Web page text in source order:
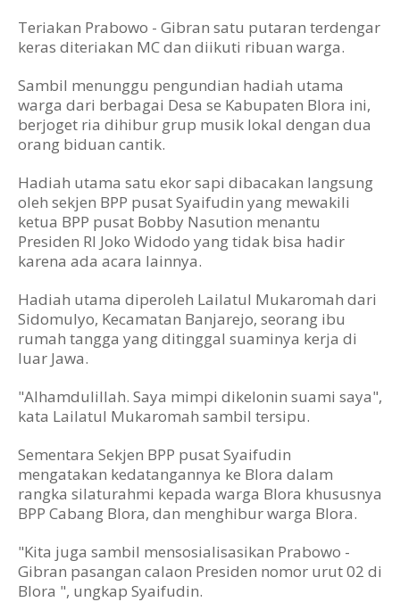
Teriakan Prabowo - Gibran satu putaran terdengar
keras diteriakan MC dan diikuti ribuan warga.
Sambil menunggu pengundian hadiah utama
warga dari berbagai Desa se Kabupaten Blora ini,
berjoget ria dihibur grup musik lokal dengan dua
orang biduan cantik.
Hadiah utama satu ekor sapi dibacakan langsung
oleh sekjen BPP pusat Syaifudin yang mewakili
ketua BPP pusat Bobby Nasution menantu
Presiden RI Joko Widodo yang tidak bisa hadir
karena ada acara lainnya.
Hadiah utama diperoleh Lailatul Mukaromah dari
Sidomulyo, Kecamatan Banjarejo, seorang ibu
rumah tangga yang ditinggal suaminya kerja di
luar Jawa.
"Alhamdulillah. Saya mimpi dikelonin suami saya",
kata Lailatul Mukaromah sambil tersipu.
Sementara Sekjen BPP pusat Syaifudin
mengatakan kedatangannya ke Blora dalam
rangka silaturahmi kepada warga Blora khususnya
BPP Cabang Blora, dan menghibur warga Blora.
"Kita juga sambil mensosialisasikan Prabowo -
Gibran pasangan calaon Presiden nomor urut 02 di
Blora ", ungkap Syaifudin.